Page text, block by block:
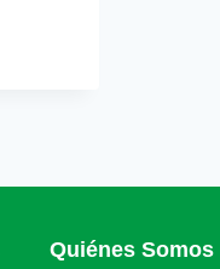
Quiénes Somos